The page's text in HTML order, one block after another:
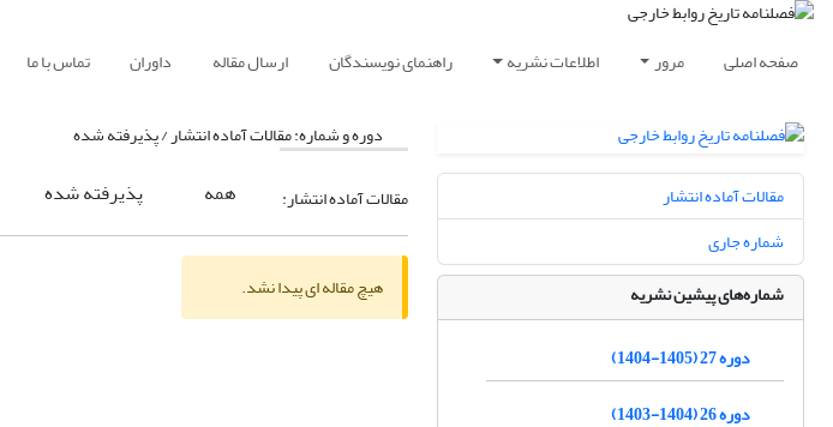
صفحه اصلی مرور اطلاعات نشریه راهنمای نویسندگان ارسال مقاله داوران تماس با ما
دوره و شماره:مقالات آماده انتشار / پذیرفته شده
مقالات آماده انتشار:
همه پذیرفته شده
هیچ مقاله ای پیدا نشد.
مقالات آماده انتشار
شماره جاری
شماره‌های پیشین نشریه
دوره 27 (1405-1404)
دوره 26 (1404-1403)